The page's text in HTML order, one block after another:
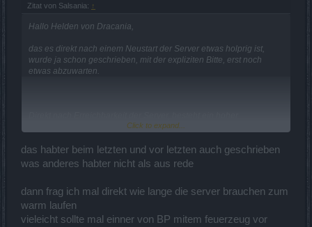
Zitat von Salsania: ↑
Hallo Helden von Dracania,
das es direkt nach einem Neustart der Server etwas holprig ist,
wurde ja schon geschrieben, mit der expliziten Bitte, erst noch
etwas abzuwarten.
Spielerandrang und sorgt damit für eine hohe Datenlast,
kann.
Click to expand...
das habter beim letzten und vor letzten auch geschrieben
was anderes habter nicht als aus rede
dann frag ich mal direkt wie lange die server brauchen zum
warm laufen
vieleicht sollte mal einner von BP mitem feuerzeug vor